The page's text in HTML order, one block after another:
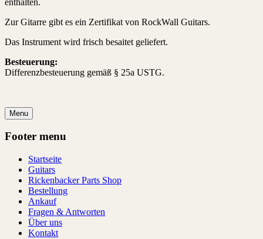
Zur Gitarre gibt es ein Zertifikat von RockWall Guitars.
Das Instrument wird frisch besaitet geliefert.
Besteuerung:
Differenzbesteuerung gemäß § 25a USTG.
Menu
Footer menu
Startseite
Guitars
Rickenbacker Parts Shop
Bestellung
Ankauf
Fragen & Antworten
Über uns
Kontakt